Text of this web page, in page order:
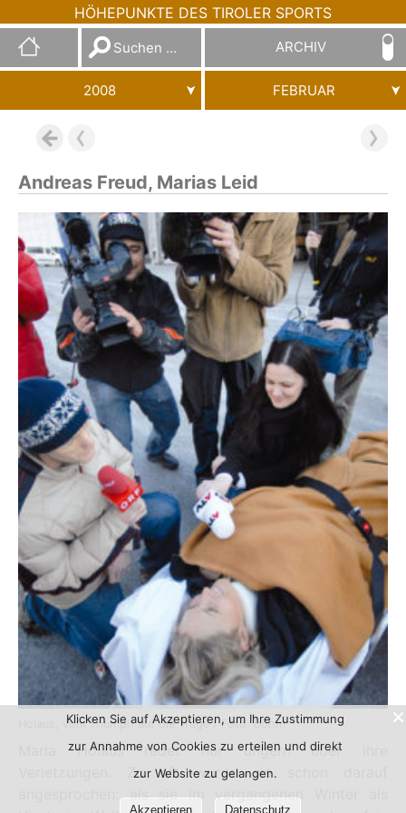
HÖHEPUNKTE DES TIROLER SPORTS
Suchen
nach:
ARCHIV
2008 FEBRUAR
Andreas Freud, Marias Leid
Holaus, vom Triumph auf die Trage / Foto: Böhm
Maria Holaus redet nur ungern über ihre
Verletzungen. Zu oft wurde sie schon darauf
angesprochen: als sie im vergangenen Winter als
Klicken Sie auf Akzeptieren, um Ihre Zustimmung
zur Annahme von Cookies zu erteilen und direkt
zur Website zu gelangen.
Akzeptieren Datenschutz